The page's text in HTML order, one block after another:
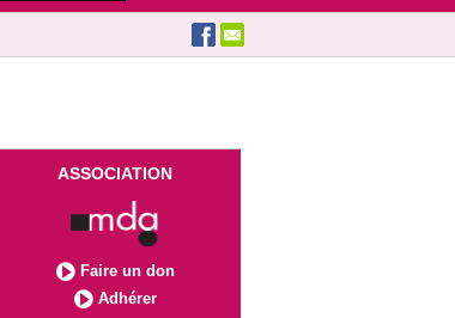
ASSOCIATION
Faire un don
Adhérer